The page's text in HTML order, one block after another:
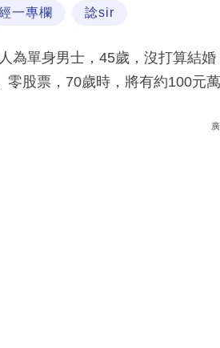
一專欄 諗sir
為單身男士，45歲，沒打算結
零股票，70歲時，將有約100元